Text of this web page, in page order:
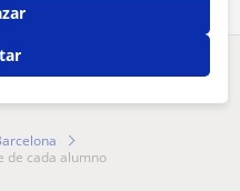
Cuéntanos
de cada alumno